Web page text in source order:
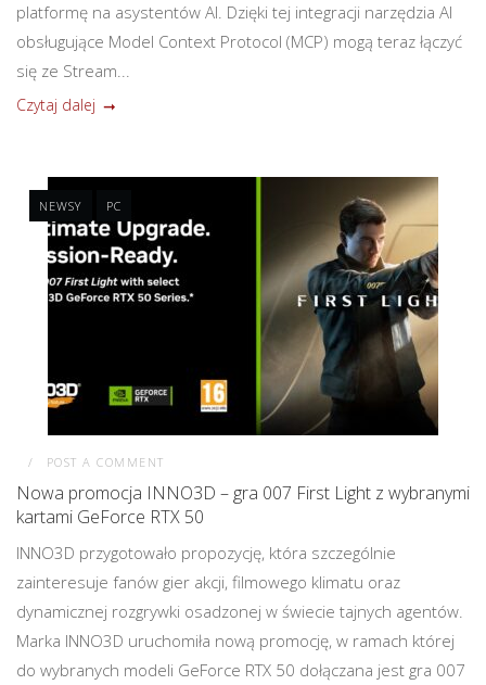
platformę na asystentów AI. Dzięki tej integracji narzędzia AI
obsługujące Model Context Protocol (MCP) mogą teraz łączyć
się ze Stream...
Czytaj dalej
NEWSY PC
POST A COMMENT
Nowa promocja INNO3D – gra 007 First Light z wybranymi
kartami GeForce RTX 50
INNO3D przygotowało propozycję, która szczególnie
zainteresuje fanów gier akcji, filmowego klimatu oraz
dynamicznej rozgrywki osadzonej w świecie tajnych agentów.
Marka INNO3D uruchomiła nową promocję, w ramach której
do wybranych modeli GeForce RTX 50 dołączana jest gra 007